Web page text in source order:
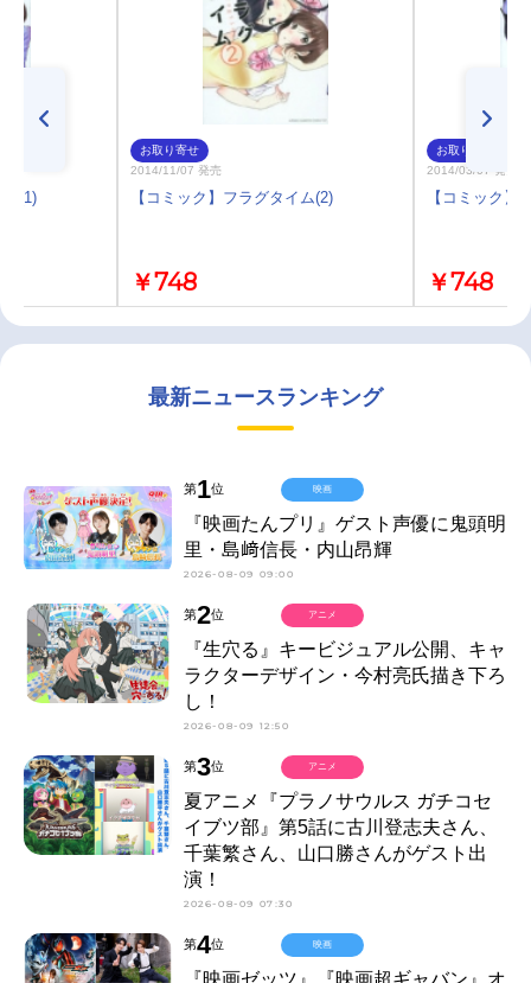
(1)
お取り寄せ
2014/11/07 発売
【コミック】フラグタイム(2)
￥748
お取り寄せ
2014/03/07 発売
【コミック】
￥748
最新ニュースランキング
第1位
『映画たんプリ』ゲスト声優に鬼頭明
里・島﨑信長・内山昂輝
2026-08-09 09:00
映画
第2位
『生穴る』キービジュアル公開、キャ
ラクターデザイン・今村亮氏描き下ろ
し！
2026-08-09 12:50
アニメ
第3位
夏アニメ『プラノサウルス ガチコセ
イブツ部』第5話に古川登志夫さん、
千葉繁さん、山口勝さんがゲスト出
演！
2026-08-09 07:30
アニメ
第4位
『映画ゼッツ』『映画超ギャバン』オ
映画